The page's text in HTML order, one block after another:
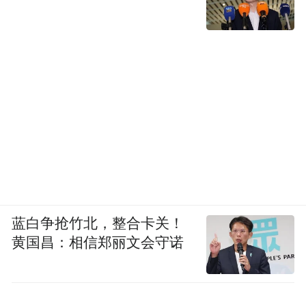
蓝白争抢竹北，整合卡关！
黄国昌：相信郑丽文会守诺